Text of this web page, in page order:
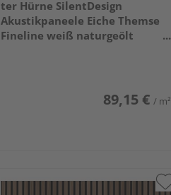
ter Hürne SilentDesign
Akustikpaneele Eiche Themse
Fineline weiß naturgeölt
89,15 € / m²